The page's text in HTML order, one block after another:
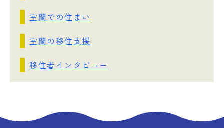
室蘭での住まい
室蘭の移住支援
移住者インタビュー